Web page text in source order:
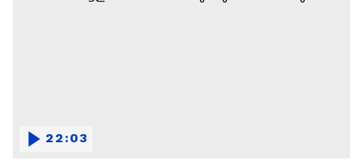
22:03